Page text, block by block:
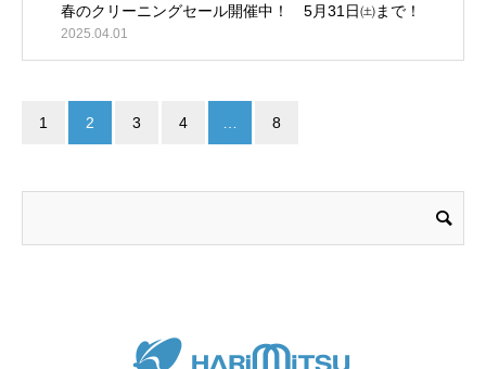
春のクリーニングセール開催中！ 5月31日㈯まで！
2025.04.01
1 2 3 4 8